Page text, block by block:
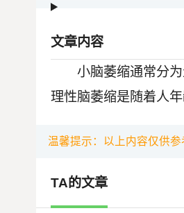
文章内容
小脑萎缩通常分
理性脑萎缩是随着人
病变（如脑梗死、脑
疾病（比如多发性硬
小脑萎缩先兆表
梦，大喊大叫，肢体僵
温馨提示：以上内容仅供参
TA的文章